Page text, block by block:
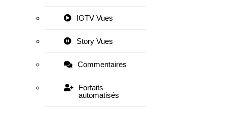
IGTV Vues
Story Vues
Commentaires
Forfaits
automatisés